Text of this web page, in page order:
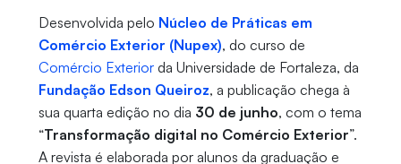
Desenvolvida pelo Núcleo de Práticas em
Comércio Exterior (Nupex), do curso de
Comércio Exteriorda Universidade de Fortaleza, da
Fundação Edson Queiroz, a publicação chega à
sua quarta edição no dia 30 de junho, com o tema
“Transformação digital no Comércio Exterior”.
A revista é elaborada por alunos da graduação e